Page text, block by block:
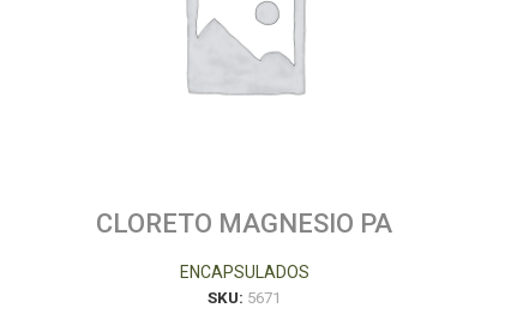
CLORETO MAGNESIO PA
ENCAPSULADOS
SKU: 5671